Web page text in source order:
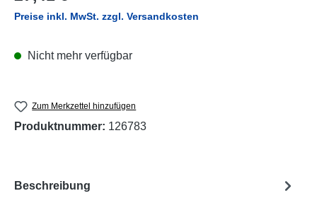
Preise inkl. MwSt. zzgl. Versandkosten
Nicht mehr verfügbar
Zum Merkzettel hinzufügen
Produktnummer: 126783
Beschreibung